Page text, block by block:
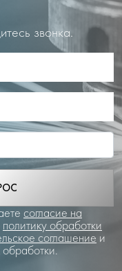
звонка.
согласие на
политику обработки
соглашение и